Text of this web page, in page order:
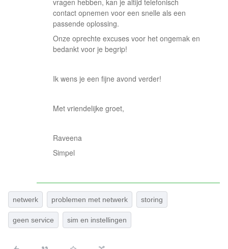
vragen hebben, kan je altijd telefonisch
contact opnemen voor een snelle als een
passende oplossing.
Onze oprechte excuses voor het ongemak en
bedankt voor je begrip!
Ik wens je een fijne avond verder!
Met vriendelijke groet,
Raveena
Simpel
netwerk problemen met netwerk storing
geen service sim en instellingen